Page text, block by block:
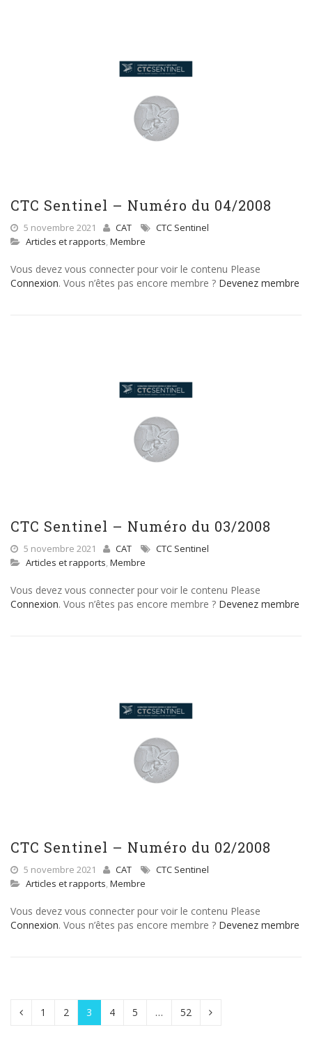
CTC Sentinel – Numéro du 04/2008
5 novembre 2021 CAT
CTC Sentinel
Articles et rapports, Membre
Vous devez vous connecter pour voir le contenu Please
Connexion. Vous n’êtes pas encore membre ? Devenez membre
CTC Sentinel – Numéro du 03/2008
5 novembre 2021 CAT
CTC Sentinel
Articles et rapports, Membre
Vous devez vous connecter pour voir le contenu Please
Connexion. Vous n’êtes pas encore membre ? Devenez membre
CTC Sentinel – Numéro du 02/2008
5 novembre 2021 CAT
CTC Sentinel
Articles et rapports, Membre
Vous devez vous connecter pour voir le contenu Please
Connexion. Vous n’êtes pas encore membre ? Devenez membre
1 2 3 4 5 … 52